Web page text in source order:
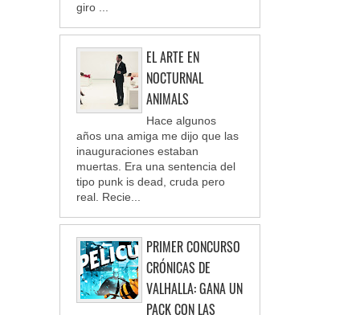
giro ...
EL ARTE EN
NOCTURNAL
ANIMALS
Hace algunos
años una amiga me dijo que las
inauguraciones estaban
muertas. Era una sentencia del
tipo punk is dead, cruda pero
real. Recie...
PRIMER CONCURSO
CRÓNICAS DE
VALHALLA: GANA UN
PACK CON LAS